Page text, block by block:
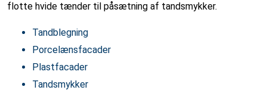
flotte hvide tænder til påsætning af tandsmykker.
Tandblegning
Porcelænsfacader
Plastfacader
Tandsmykker